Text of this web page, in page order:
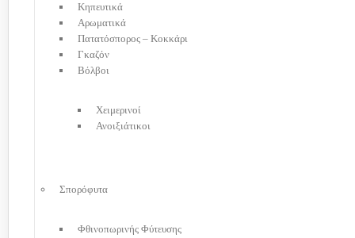
Κηπευτικά
Αρωματικά
Πατατόσπορος – Κοκκάρι
Γκαζόν
Βόλβοι
Χειμερινοί
Ανοιξιάτικοι
Σπορόφυτα
Φθινοπωρινής Φύτευσης